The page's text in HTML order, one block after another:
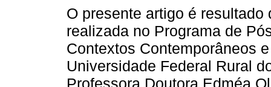
O presente artigo é
realizada no Programa de
Contextos Contemporâneos
Universidade Federal Rural
Professora Doutora Edméa